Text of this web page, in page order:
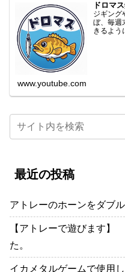
ドロマ
ジギング
ぼ、毎週
きるよう
www.youtube.com
最近の投稿
アトレーのホーンをダブ
【アトレーで遊びます】
た。
イカメタルゲームで使用